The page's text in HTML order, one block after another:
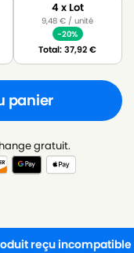
4 x Lot
9,48€ / unité
-20%
Total:37,92€
panier
gratuit.
reçu incompatible ?